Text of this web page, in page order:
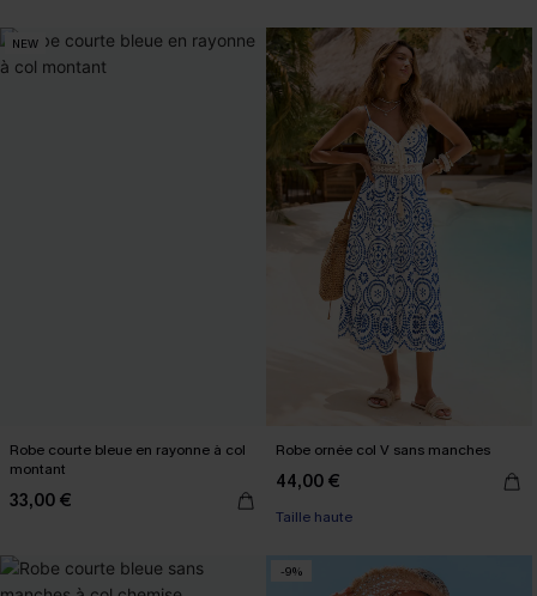
NEW
Robe courte bleue en rayonne à col
montant
33,00 €
Robe ornée col V sans manches
44,00 €
Taille haute
-9%